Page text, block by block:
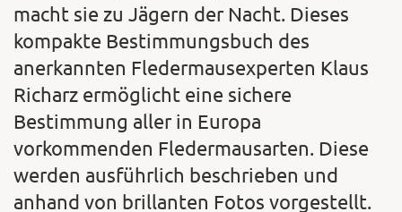
macht sie zu Jägern der Nacht. Dieses
kompakte Bestimmungsbuch des
anerkannten Fledermausexperten Klaus
Richarz ermöglicht eine sichere
Bestimmung aller in Europa
vorkommenden Fledermausarten. Diese
werden ausführlich beschrieben und
anhand von brillanten Fotos vorgestellt.